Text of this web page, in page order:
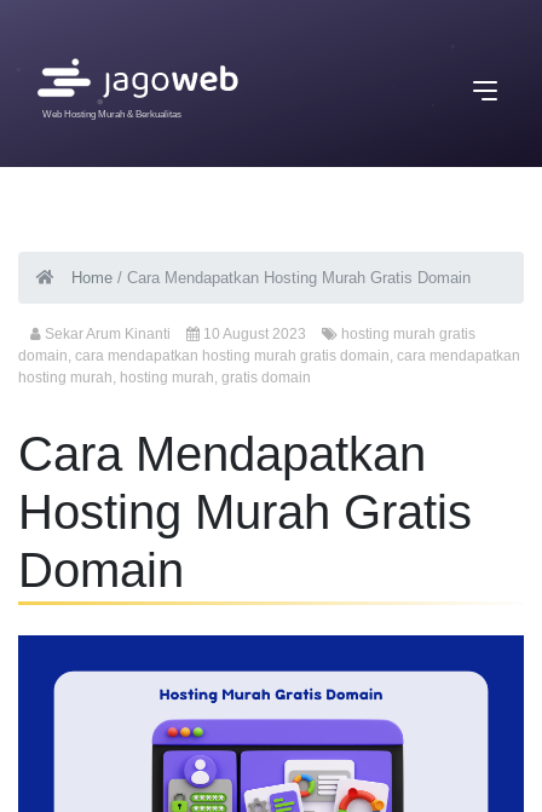
Web Hosting Murah & Berkualitas
Home / Cara Mendapatkan Hosting Murah Gratis Domain
Sekar Arum Kinanti 10 August 2023
hosting murah gratis
domain, cara mendapatkan hosting murah gratis domain, cara mendapatkan
hosting murah, hosting murah, gratis domain
Cara Mendapatkan
Hosting Murah Gratis
Domain